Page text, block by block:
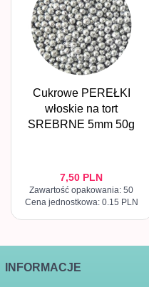
Cukrowe PEREŁKI
włoskie na tort
SREBRNE 5mm 50g
7,50 PLN
Zawartość opakowania: 50
Cena jednostkowa: 0.15 PLN
INFORMACJE